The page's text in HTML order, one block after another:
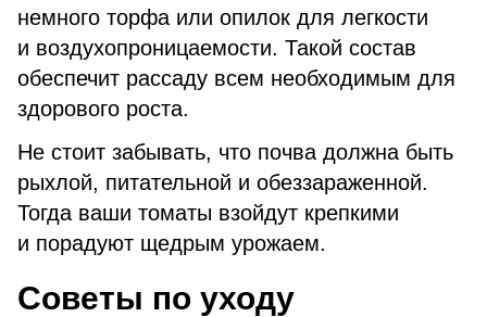
немного торфа или опилок для легкости
и воздухопроницаемости. Такой состав
обеспечит рассаду всем необходимым для
здорового роста.
Не стоит забывать, что почва должна быть
рыхлой, питательной и обеззараженной.
Тогда ваши томаты взойдут крепкими
и порадуют щедрым урожаем.
Советы по уходу